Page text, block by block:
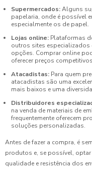
Supermercados:Alguns
papelaria, onde é possível
especialmente os de papel.
Lojas online: Plataformas
outros sites especializados
opções. Comprar online
oferecer preços
Atacadistas: Para quem
atacadistas são uma
mais baixos e uma
Distribuidores
na venda de materiais de
frequentemente oferecem
soluções personalizadas.
Antes de fazer a compra, é
produtos e, se possível,
qualidade e resistência dos